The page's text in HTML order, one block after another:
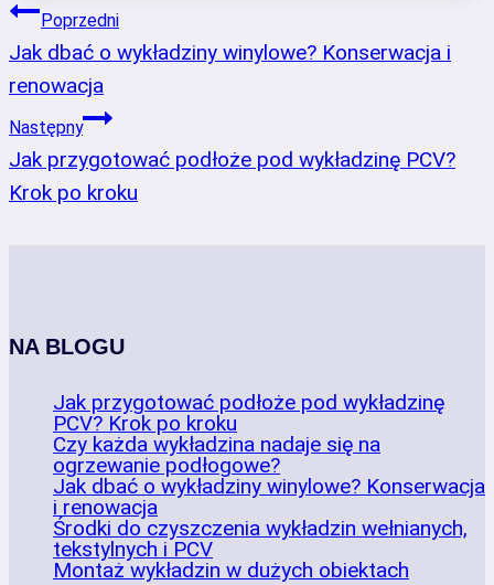
Nawigacja
wpisu
Poprzedni
Jak dbać o wykładziny winylowe? Konserwacja i
renowacja
Następny
Jak przygotować podłoże pod wykładzinę PCV?
Krok po kroku
NA BLOGU
Jak przygotować podłoże pod wykładzinę
PCV? Krok po kroku
Czy każda wykładzina nadaje się na
ogrzewanie podłogowe?
Jak dbać o wykładziny winylowe? Konserwacja
i renowacja
Środki do czyszczenia wykładzin wełnianych,
tekstylnych i PCV
Montaż wykładzin w dużych obiektach